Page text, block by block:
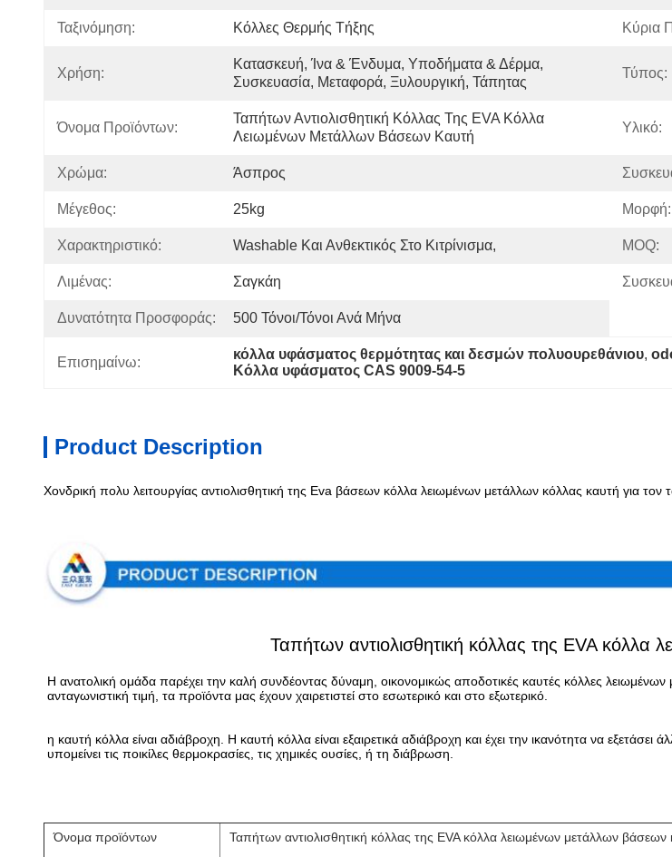
Ταξινόμηση: Κόλλες Θερμής Τήξης Κύρια
Χρήση:
Κατασκευή, Ίνα & Ένδυμα, Υποδήματα & Δέρμα,
Συσκευασία, Μεταφορά, Ξυλουργική, Τάπητας
Τύπος:
Όνομα Προϊόντων:
Ταπήτων Αντιολισθητική Κόλλας Της EVA Κόλλα
Λειωμένων Μετάλλων Βάσεων Καυτή
Υλικό:
Χρώμα: Άσπρος
Μέγεθος: 25kg Μορφή:
Χαρακτηριστικό: Washable Και Ανθεκτικός Στο Κιτρίνισμα, MOQ:
Λιμένας: Σαγκάη
Δυνατότητα Προσφοράς: 500 Τόνοι/τόνοι Ανά Μήνα
Επισημαίνω:
κόλλα υφάσματος θερμότητας και δεσμών πολυουρεθάνιου,
Κόλλα υφάσματος CAS 9009-54-5
Product Description
Χονδρική πολυ λειτουργίας αντιολισθητική της Eva βάσεων κόλλα λειωμένων μετάλλων κόλλας καυτή για τον
Ταπήτων αντιολισθητική κόλλας της EVA
Η ανατολική ομάδα παρέχει την καλή συνδέοντας δύναμη, οικονομικώς αποδοτικές καυτές κόλλες
ανταγωνιστική τιμή, τα προϊόντα μας έχουν χαιρετιστεί στο εσωτερικό και στο εξωτερικό.
η καυτή κόλλα είναι αδιάβροχη. Η καυτή κόλλα είναι εξαιρετικά αδιάβροχη και έχει την ικανότητα να
υπομείνει τις ποικίλες θερμοκρασίες, τις χημικές ουσίες, ή τη διάβρωση.
Όνομα προϊόντων Ταπήτων αντιολισθητική κόλλας της EVA κόλλα λειωμένων μετάλλων βάσεων